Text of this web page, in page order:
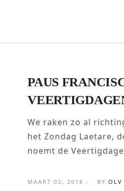
PAUS
We raken zo al
het Zondag Laetare,
noemt de
MAART 02, 2018 - BYOLV